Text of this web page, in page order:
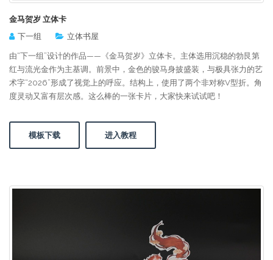
金马贺岁 立体卡
下一组
立体书屋
由“下一组”设计的作品——《金马贺岁》立体卡。主体选用沉稳的勃艮第
红与流光金作为主基调。前景中，金色的骏马身披盛装，与极具张力的艺
术字“2026”形成了视觉上的呼应。结构上，使用了两个非对称V型折。角
度灵动又富有层次感。这么棒的一张卡片，大家快来试试吧！
模板下载 进入教程